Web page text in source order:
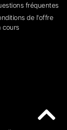
fréquentes
de l'offre
cours